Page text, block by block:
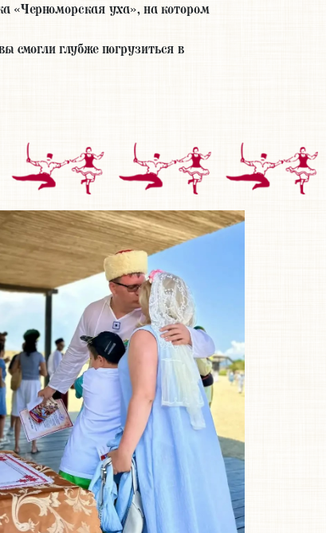
«Черноморская уха», на котором
смогли глубже погрузиться в